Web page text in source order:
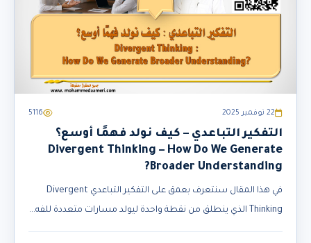
22 نوفمبر 2025 5116
التفكير التباعدي – كيف نولد فهمًا أوسع؟
Divergent Thinking – How Do We Generate
Broader Understanding?
في هذا المقال سنتعرف بعمق على التفكير التباعدي Divergent
Thinking الذي ينطلق من نقطة واحدة ليولد مسارات متعددة للفه...